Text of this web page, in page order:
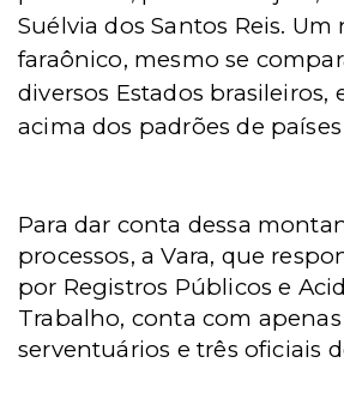
Suélvia dos Santos Reis. Um
faraônico, mesmo se
diversos Estados
acima dos padrões de
Para dar conta dessa
processos, a Vara, que
por Registros Públicos e
Trabalho, conta com
serventuários e três oficiais